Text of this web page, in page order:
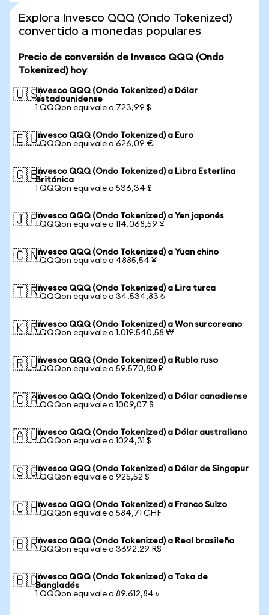
Explora Invesco QQQ (Ondo Tokenized)
convertido a monedas populares
Precio de conversión de Invesco QQQ (Ondo
Tokenized) hoy
🇺🇸Invesco QQQ (Ondo Tokenized) a Dólar
estadounidense
1 QQQon equivale a 723,99 $
🇪🇺Invesco QQQ (Ondo Tokenized) a Euro
1 QQQon equivale a 626,09 €
🇬🇧Invesco QQQ (Ondo Tokenized) a Libra Esterlina
Británica
1 QQQon equivale a 536,34 £
🇯🇵Invesco QQQ (Ondo Tokenized) a Yen japonés
1 QQQon equivale a 114.068,59 ¥
🇨🇳Invesco QQQ (Ondo Tokenized) a Yuan chino
1 QQQon equivale a 4885,54 ¥
🇹🇷Invesco QQQ (Ondo Tokenized) a Lira turca
1 QQQon equivale a 34.534,83 ₺
🇰🇷Invesco QQQ (Ondo Tokenized) a Won surcoreano
1 QQQon equivale a 1.019.540,58 ₩
🇷🇺Invesco QQQ (Ondo Tokenized) a Rublo ruso
1 QQQon equivale a 59.570,80 ₽
🇨🇦Invesco QQQ (Ondo Tokenized) a Dólar canadiense
1 QQQon equivale a 1009,07 $
🇦🇺Invesco QQQ (Ondo Tokenized) a Dólar australiano
1 QQQon equivale a 1024,31 $
🇸🇬Invesco QQQ (Ondo Tokenized) a Dólar de Singapur
1 QQQon equivale a 925,52 $
🇨🇭Invesco QQQ (Ondo Tokenized) a Franco Suizo
1 QQQon equivale a 584,71 CHF
🇧🇷Invesco QQQ (Ondo Tokenized) a Real brasileño
1 QQQon equivale a 3692,29 R$
🇧🇩Invesco QQQ (Ondo Tokenized) a Taka de
Bangladés
1 QQQon equivale a 89.612,84 ৳